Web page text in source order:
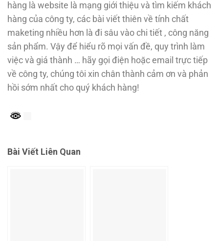
hàng là website là mạng giới thiệu và tìm kiếm khách
hàng của công ty, các bài viết thiên về tính chất
maketing nhiều hơn là đi sâu vào chi tiết , công năng
sản phẩm. Vậy để hiểu rõ mọi vấn đề, quy trình làm
việc và giá thành … hãy gọi điện hoặc email trực tiếp
về công ty, chúng tôi xin chân thành cảm ơn và phản
hồi sớm nhất cho quý khách hàng!
Bài Viết Liên Quan